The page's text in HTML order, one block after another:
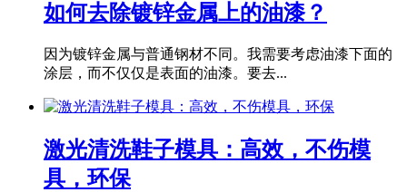
如何去除镀锌金属上的油漆？
因为镀锌金属与普通钢材不同。我需要考虑油漆下面的
涂层，而不仅仅是表面的油漆。要去...
激光清洗鞋子模具：高效，不伤模
具，环保